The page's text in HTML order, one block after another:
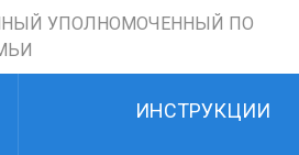
УПОЛНОМОЧЕННЫЙ ПО
ИНСТРУКЦИИ